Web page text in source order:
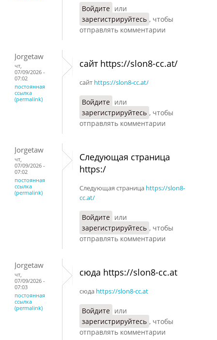
Войдите или
зарегистрируйтесь , чтобы
отправлять комментарии
Jorgetaw
чт,
07/09/2026 -
07:02
постоянная
ссылка
(permalink)
сайт https://slon8-cc.at/
сайт https://slon8-cc.at/
Войдите или
зарегистрируйтесь , чтобы
отправлять комментарии
Jorgetaw
чт,
07/09/2026 -
07:02
постоянная
ссылка
(permalink)
Следующая страница
https:/
Следующая страница https://slon8-
cc.at/
Войдите или
зарегистрируйтесь , чтобы
отправлять комментарии
Jorgetaw
чт,
07/09/2026 -
07:03
постоянная
ссылка
(permalink)
сюда https://slon8-cc.at
сюда https://slon8-cc.at
Войдите или
зарегистрируйтесь , чтобы
отправлять комментарии